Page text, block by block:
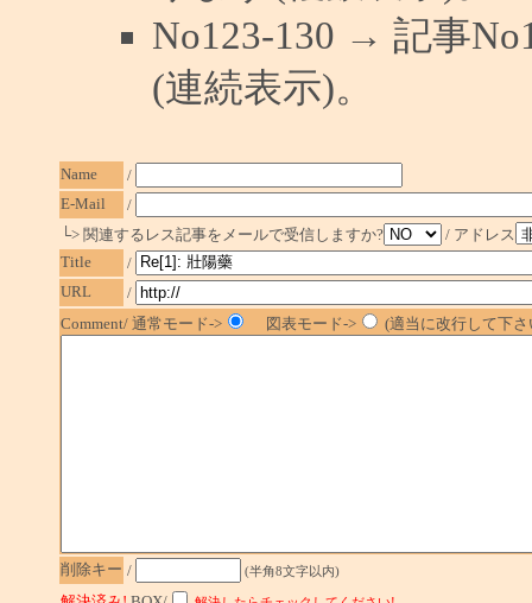
No123-130 → 記事
(連続表示)。
Name
/
E-Mail
/
└> 関連するレス記事をメールで受信しますか?
/ アドレス
Title
/
URL
/
Comment/ 通常モード->
図表モード-> (適当に改行して下
削除キー / (半角8文字以内)